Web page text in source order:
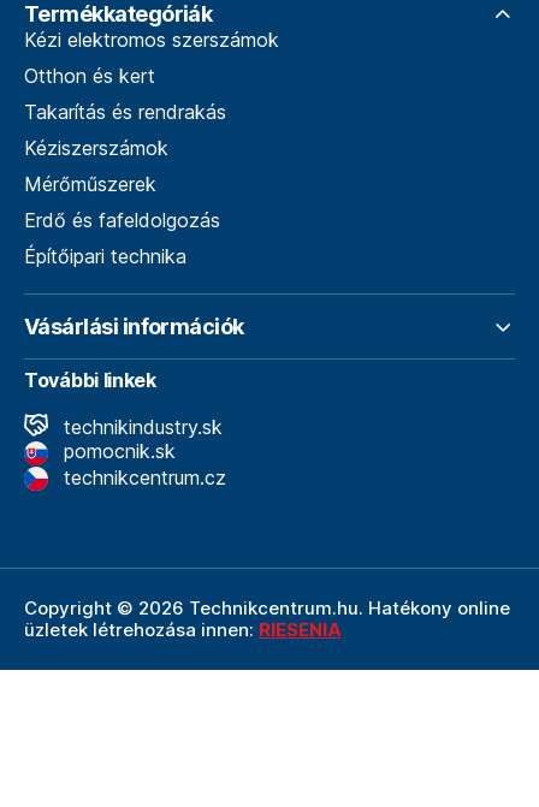
Termékkategóriák
Kézi elektromos szerszámok
Otthon és kert
Takarítás és rendrakás
Kéziszerszámok
Mérőműszerek
Erdő és fafeldolgozás
Építőipari technika
Vásárlási információk
További linkek
technikindustry.sk
pomocnik.sk
technikcentrum.cz
Copyright © 2026 Technikcentrum.hu. Hatékony online
üzletek létrehozása innen: RIESENIA